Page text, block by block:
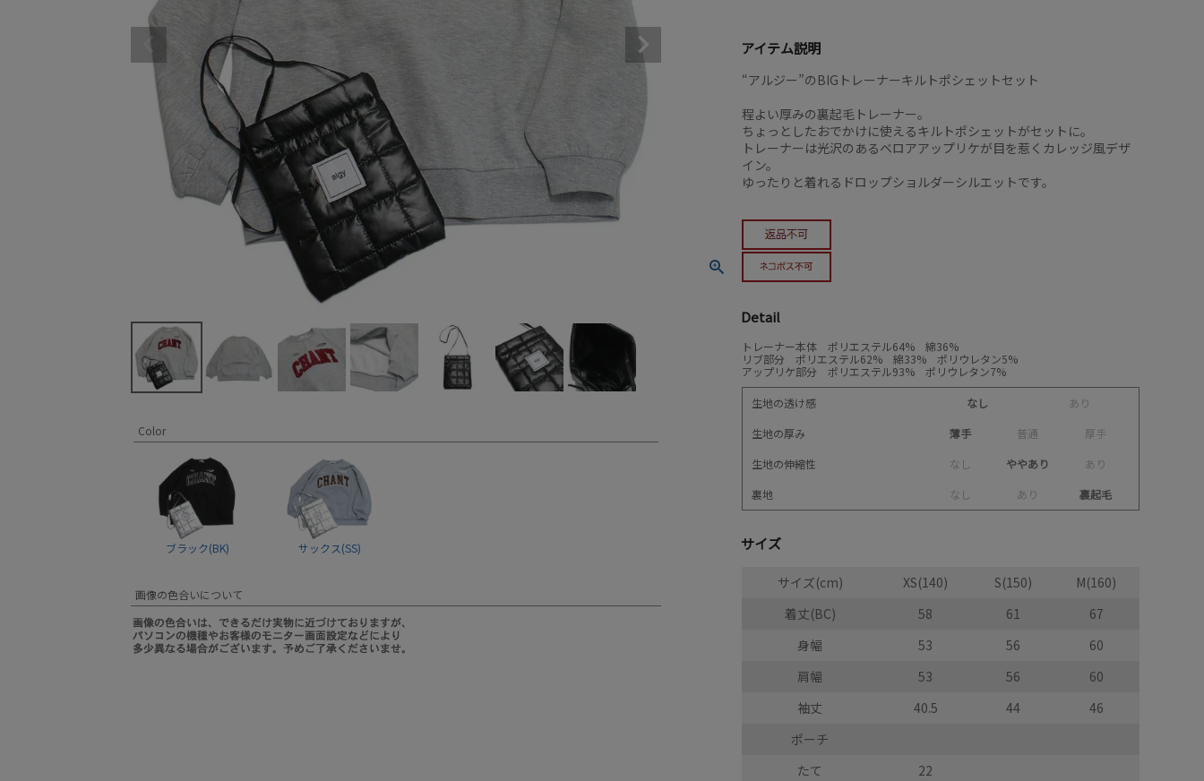
Color
ブラック(BK) サックス(SS)
画像の色合いについて
アイテム説明
“アルジー”のBIGトレーナーキルトポシェットセット
程よい厚みの裏起毛トレーナー。
ちょっとしたおでかけに使えるキルトポシェットがセットに。
トレーナーは光沢のあるベロアアップリケが目を惹くカレッジ風デザ
イン。
ゆったりと着れるドロップショルダーシルエットです。
Detail
トレーナー本体 ポリエステル64% 綿36%
リブ部分 ポリエステル62% 綿33% ポリウレタン5%
アップリケ部分 ポリエステル93% ポリウレタン7%
生地の透け感 なし あ り
生地の厚み
薄手 普通 厚手
生地の伸縮性
な し ややあり あ り
裏地
な し あ り 裏起毛
サイズ
サイズ(cm) XS(140) S(150)
M(160)
着丈(BC)
58 61
67
身幅
53 56
60
肩幅
53 56
60
袖丈
40.5 44
46
ポーチ
たて
22